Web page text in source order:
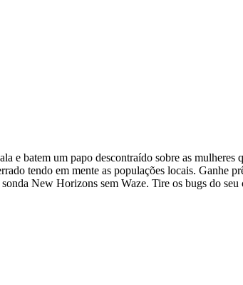
batem um papo descontraído sobre as mulheres
tendo em mente as populações locais. Ganhe
New Horizons sem Waze. Tire os bugs do